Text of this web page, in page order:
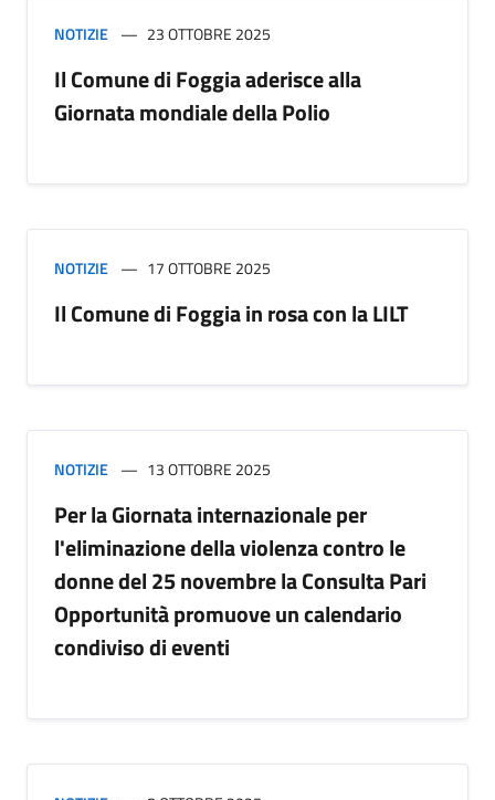
NOTIZIE 23 OTTOBRE 2025
Il Comune di Foggia aderisce alla
Giornata mondiale della Polio
NOTIZIE 17 OTTOBRE 2025
Il Comune di Foggia in rosa con la LILT
NOTIZIE 13 OTTOBRE 2025
Per la Giornata internazionale per
l'eliminazione della violenza contro le
donne del 25 novembre la Consulta Pari
Opportunità promuove un calendario
condiviso di eventi